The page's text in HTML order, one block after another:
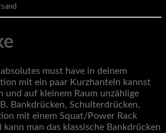
must have in deinem
mit ein paar Kurzhanteln kannst
auf kleinem Raum unzählige
Bankdrücken, Schulterdrücken,
mit einem Squat/Power Rack
man das klassische Bankdrücken